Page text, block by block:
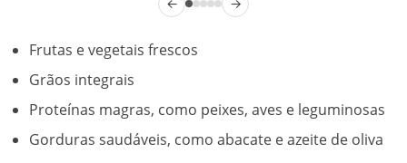
← →
Frutas e vegetais frescos
Grãos integrais
Proteínas magras, como peixes, aves e leguminosas
Gorduras saudáveis, como abacate e azeite de oliva